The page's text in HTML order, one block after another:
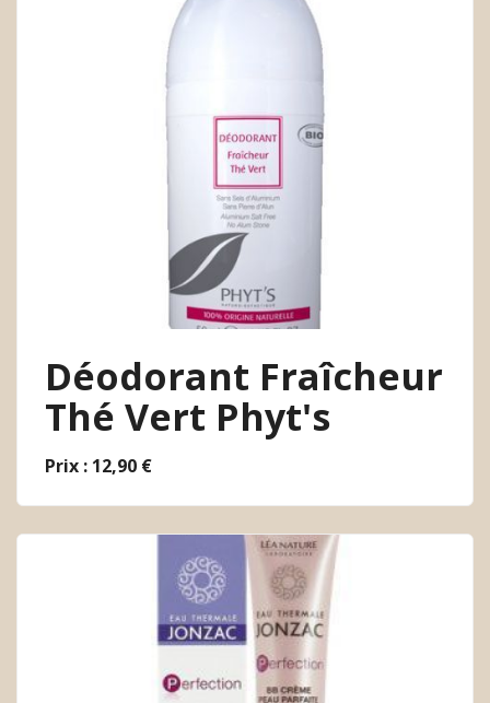
Déodorant Fraîcheur
Thé Vert Phyt's
Prix : 12,90 €